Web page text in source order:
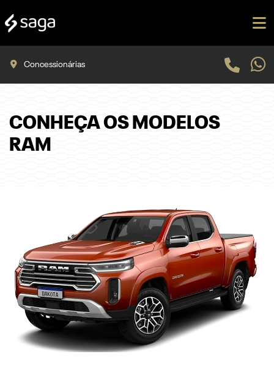
Concessionárias
CONHEÇA OS MODELOS
RAM